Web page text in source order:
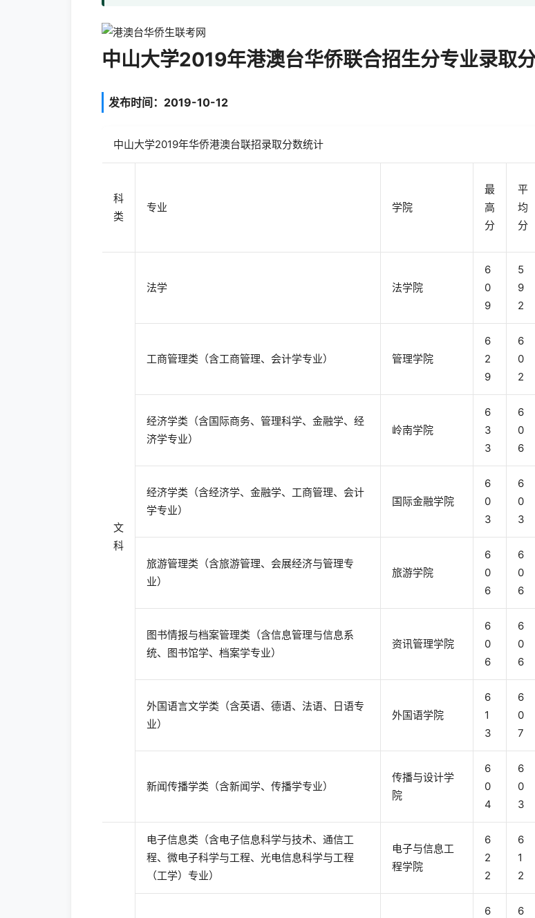
中山大学2019年港澳台华侨联合招生分专业录取
发布时间：2019-10-12
中山大学2019年华侨港澳台联招录取分数统计
科
类
专业 学院
最
高
分
平
均
分
文
科
法学 法学院
6
0
9
5
9
2
工商管理类（含工商管理、会计学专业） 管理学院
6
2
9
6
0
2
经济学类（含国际商务、管理科学、金融学、经
济学专业）
岭南学院
6
3
3
6
0
6
经济学类（含经济学、金融学、工商管理、会计
学专业）
国际金融学院
6
0
3
6
0
3
旅游管理类（含旅游管理、会展经济与管理专
业）
旅游学院
6
0
6
6
0
6
图书情报与档案管理类（含信息管理与信息系
统、图书馆学、档案学专业）
资讯管理学院
6
0
6
6
0
6
外国语言文学类（含英语、德语、法语、日语专
业）
外国语学院
6
1
3
6
0
7
新闻传播学类（含新闻学、传播学专业）
传播与设计学
院
6
0
4
6
0
3
电子信息类（含电子信息科学与技术、通信工
程、微电子科学与工程、光电信息科学与工程
（工学）专业）
电子与信息工
程学院
6
2
2
6
1
2
6
6